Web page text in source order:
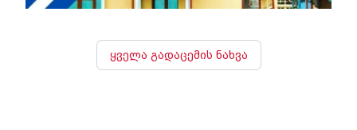
ყველა გადაცემის ნახვა